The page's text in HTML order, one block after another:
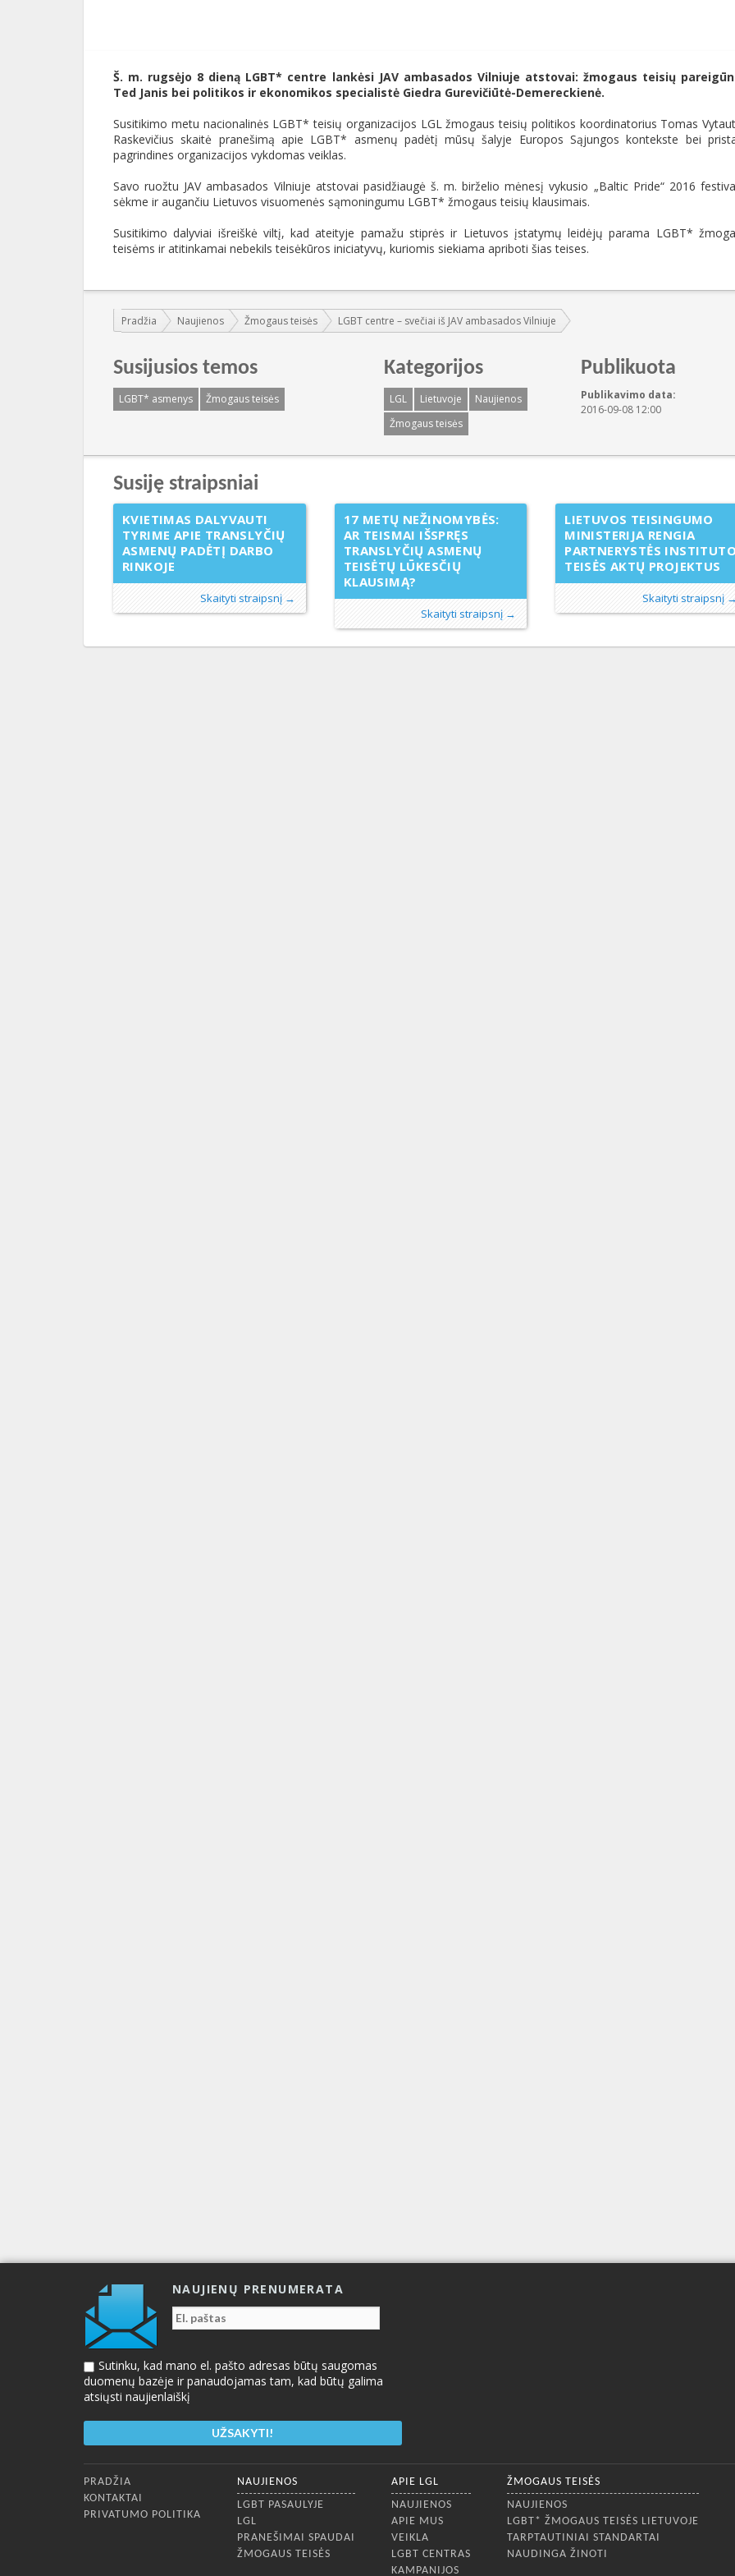
Š. m. rugsėjo 8 dieną LGBT* centre lankėsi JAV ambasados Vilniuje atstovai: žmogaus teisių
Ted Janis bei politikos ir ekonomikos specialistė Giedra Gurevičiūtė-Demereckienė.
Susitikimo metu nacionalinės LGBT* teisių organizacijos LGL žmogaus teisių politikos koordinatorius Tomas
Raskevičius skaitė pranešimą apie LGBT* asmenų padėtį mūsų šalyje Europos Sąjungos kontekste bei
pagrindines organizacijos vykdomas veiklas.
Savo ruožtu JAV ambasados Vilniuje atstovai pasidžiaugė š. m. birželio mėnesį vykusio „Baltic Pride“ 2016
sėkme ir augančiu Lietuvos visuomenės sąmoningumu LGBT* žmogaus teisių klausimais.
Susitikimo dalyviai išreiškė viltį, kad ateityje pamažu stiprės ir Lietuvos įstatymų leidėjų parama LGBT*
teisėms ir atitinkamai nebekils teisėkūros iniciatyvų, kuriomis siekiama apriboti šias teises.
Jūs esate čia:
Pradžia Naujienos Žmogaus teisės LGBT centre – svečiai iš JAV ambasados Vilniuje
Susijusios temos
LGBT* asmenys Žmogaus teisės
Kategorijos
LGL Lietuvoje
Naujienos
Žmogaus teisės
Publikuota
Publikavimo data:
2016-09-08 12:00
Susiję straipsniai
KVIETIMAS DALYVAUTI
TYRIME APIE TRANSLYČIŲ
ASMENŲ PADĖTĮ DARBO
RINKOJE
Skaityti straipsnį →
17 METŲ NEŽINOMYBĖS:
AR TEISMAI IŠSPRĘS
TRANSLYČIŲ ASMENŲ
TEISĖTŲ LŪKESČIŲ
KLAUSIMĄ?
Skaityti straipsnį →
LIETUVOS TEISINGUMO
MINISTERIJA RENGIA
PARTNERYSTĖS
TEISĖS AKTŲ PROJEKTUS
Skaityti straipsnį
NAUJIENŲ PRENUMERATA
Sutinku, kad mano el. pašto adresas būtų saugomas
duomenų bazėje ir panaudojamas tam, kad būtų galima
atsiųsti naujienlaiškį
Apatinis meniu
PRADŽIA
KONTAKTAI
PRIVATUMO POLITIKA
NAUJIENOS
LGBT PASAULYJE
LGL
PRANEŠIMAI SPAUDAI
ŽMOGAUS TEISĖS
APIE LGL
NAUJIENOS
APIE MUS
VEIKLA
LGBT CENTRAS
KAMPANIJOS
ŽMOGAUS TEISĖS
NAUJIENOS
LGBT* ŽMOGAUS TEISĖS LIETUVOJE
TARPTAUTINIAI STANDARTAI
NAUDINGA ŽINOTI